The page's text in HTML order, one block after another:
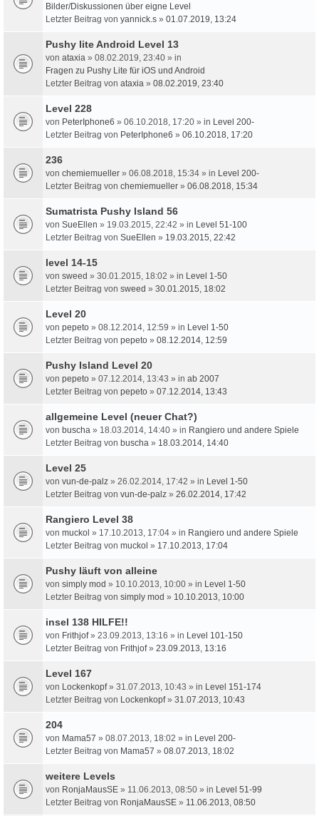
Bilder/Diskussionen über eigne Level
Letzter Beitrag von yannick.s » 01.07.2019, 13:24
Pushy lite Android Level 13
von ataxia » 08.02.2019, 23:40 » in
Fragen zu Pushy Lite für iOS und Android
Letzter Beitrag von ataxia » 08.02.2019, 23:40
Level 228
von PeterIphone6 » 06.10.2018, 17:20 » in Level 200-
Letzter Beitrag von PeterIphone6 » 06.10.2018, 17:20
236
von chemiemueller » 06.08.2018, 15:34 » in Level 200-
Letzter Beitrag von chemiemueller » 06.08.2018, 15:34
Sumatrista Pushy Island 56
von SueEllen » 19.03.2015, 22:42 » in Level 51-100
Letzter Beitrag von SueEllen » 19.03.2015, 22:42
level 14-15
von sweed » 30.01.2015, 18:02 » in Level 1-50
Letzter Beitrag von sweed » 30.01.2015, 18:02
Level 20
von pepeto » 08.12.2014, 12:59 » in Level 1-50
Letzter Beitrag von pepeto » 08.12.2014, 12:59
Pushy Island Level 20
von pepeto » 07.12.2014, 13:43 » in ab 2007
Letzter Beitrag von pepeto » 07.12.2014, 13:43
allgemeine Level (neuer Chat?)
von buscha » 18.03.2014, 14:40 » in Rangiero und andere Spiele
Letzter Beitrag von buscha » 18.03.2014, 14:40
Level 25
von vun-de-palz » 26.02.2014, 17:42 » in Level 1-50
Letzter Beitrag von vun-de-palz » 26.02.2014, 17:42
Rangiero Level 38
von muckol » 17.10.2013, 17:04 » in Rangiero und andere Spiele
Letzter Beitrag von muckol » 17.10.2013, 17:04
Pushy läuft von alleine
von simply mod » 10.10.2013, 10:00 » in Level 1-50
Letzter Beitrag von simply mod » 10.10.2013, 10:00
insel 138 HILFE!!
von Frithjof» 23.09.2013, 13:16 » in Level 101-150
Letzter Beitrag von Frithjof» 23.09.2013, 13:16
Level 167
von Lockenkopf» 31.07.2013, 10:43 » in Level 151-174
Letzter Beitrag von Lockenkopf» 31.07.2013, 10:43
204
von Mama57 » 08.07.2013, 18:02 » in Level 200-
Letzter Beitrag von Mama57 » 08.07.2013, 18:02
weitere Levels
von RonjaMausSE » 11.06.2013, 08:50 » in Level 51-99
Letzter Beitrag von RonjaMausSE » 11.06.2013, 08:50